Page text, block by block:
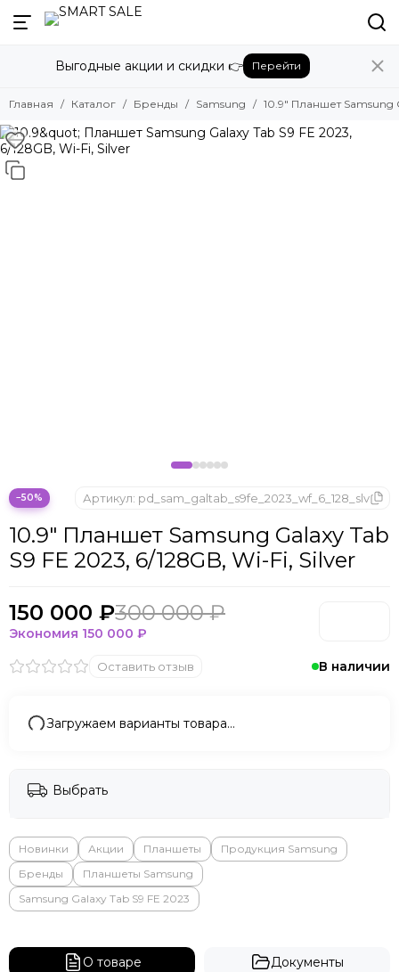
Назад
Бренды
Amazon
Apple
Beats
Bose
ONYX BOOX
Oukitel
Pico
POCO
Sony
Valve
Whoop
ZTE
Выгодные акции и скидки 👉 Перейти
Главная Каталог Бренды Samsung 10.9" Планшет Samsung
−50%
В наличии
10.9" Планшет Samsung Galaxy Tab
S9 FE 2023, 6/128GB, Wi-Fi, Silver
Артикул: pd_sam_galtab_s9fe_2023_wf_6_128_slv
Оставить отзыв
150 000 ₽300 000 ₽
Экономия 150 000 ₽
Загружаем варианты товара…
Выбрать
Новинки Акции Планшеты
Продукция Samsung
Бренды
Планшеты Samsung
Samsung Galaxy Tab S9 FE 2023
О товаре Документы